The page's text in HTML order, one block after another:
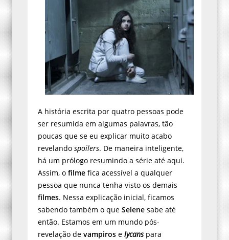
A história escrita por quatro pessoas pode
ser resumida em algumas palavras, tão
poucas que se eu explicar muito acabo
revelando spoilers. De maneira inteligente,
há um prólogo resumindo a série até aqui.
Assim, o filme fica acessível a qualquer
pessoa que nunca tenha visto os demais
filmes. Nessa explicação inicial, ficamos
sabendo também o que Selene sabe até
então. Estamos em um mundo pós-
revelação de vampiros e lycanspara